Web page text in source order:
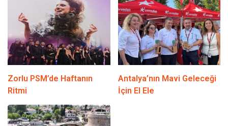
Zorlu PSM’de Haftanın
Ritmi
Antalya’nın Mavi Geleceği
İçin El Ele